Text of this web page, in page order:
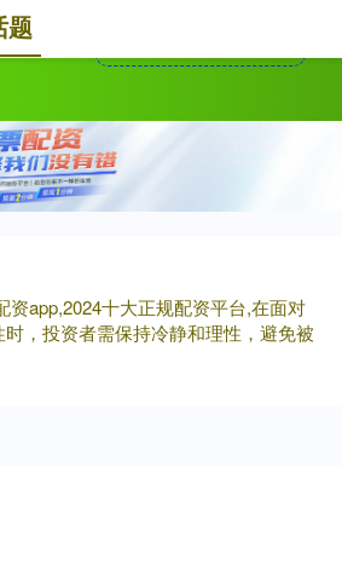
资app,2024十大正规配资平台,在面对
，投资者需保持冷静和理性，避免被
题